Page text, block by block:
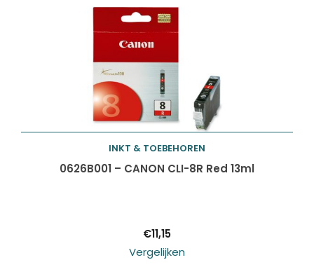
Toevoegen aan
INKT & TOEBEHOREN
0626B001 – CANON CLI-8R Red 13ml
€11,15
Vergelijken